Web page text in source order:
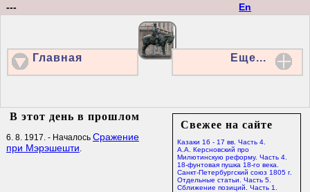
En
---
Главная Еще...
Свежее на сайте
Казаки 16 - 17 вв. Часть 4.
А.А. Керсновский про
Милютинскую реформу. Часть 4.
18-фунтовая пушка 18-го века.
Санкт-Петербургский союз 1805 г.
Отдельные статьи. Часть 5.
Сближение позиций. Часть 1.
В этот день в прошлом
6. 8. 1917. - Началось Сражение
при Мэрэшешти.